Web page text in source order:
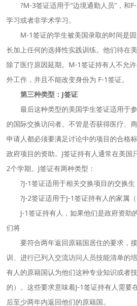
?M-3签证适用于“边境通勤人员”，和
学习或者非学术学习。
M-1签证的学生被美国录取的时间是
长加上任何的选择性实践训练。他们待在
除了医疗原因延期。M-1签证持有人不允
外工作，并且不能改变身份为 F-1签证。
第三种类型：J签证
最后这种类型的美国学生签证适用于参
的国际交换访问者。不管是否获得医疗、
申请人都必须要满足讨论中的项目的合格
政府项目的资助。J签证持有人通常在美国
2个学期。J签证有两种类型：
?J-1签证适用于相关交换项目的交换生
?J-2签证适用于J-1签证持有人的家属（
J-1签证持有人，如果他们是政府资助
们将
要符合两年返回原籍国居住的要求，
训、进行已列入交流访问人员技能清单的
有人的原籍国认为他们这种专业知识或者
的）。这些要求意味着J-1签证持有人需要
后至少两年内返回他们的原籍国。